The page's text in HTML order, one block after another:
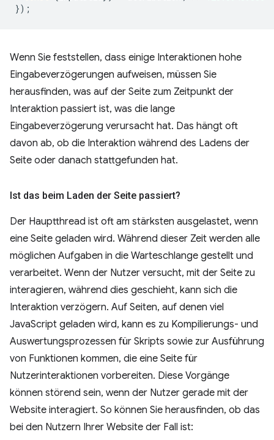
});
Wenn Sie feststellen, dass einige Interaktionen hohe
Eingabeverzögerungen aufweisen, müssen Sie
herausfinden, was auf der Seite zum Zeitpunkt der
Interaktion passiert ist, was die lange
Eingabeverzögerung verursacht hat. Das hängt oft
davon ab, ob die Interaktion während des Ladens der
Seite oder danach stattgefunden hat.
Ist das beim Laden der Seite passiert?
Der Hauptthread ist oft am stärksten ausgelastet, wenn
eine Seite geladen wird. Während dieser Zeit werden alle
möglichen Aufgaben in die Warteschlange gestellt und
verarbeitet. Wenn der Nutzer versucht, mit der Seite zu
interagieren, während dies geschieht, kann sich die
Interaktion verzögern. Auf Seiten, auf denen viel
JavaScript geladen wird, kann es zu Kompilierungs- und
Auswertungsprozessen für Skripts sowie zur Ausführung
von Funktionen kommen, die eine Seite für
Nutzerinteraktionen vorbereiten. Diese Vorgänge
können störend sein, wenn der Nutzer gerade mit der
Website interagiert. So können Sie herausfinden, ob das
bei den Nutzern Ihrer Website der Fall ist: